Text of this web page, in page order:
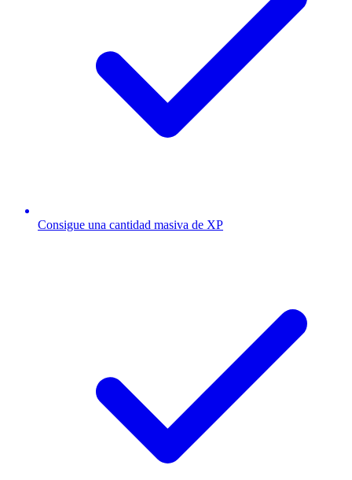
Consigue una cantidad masiva de XP